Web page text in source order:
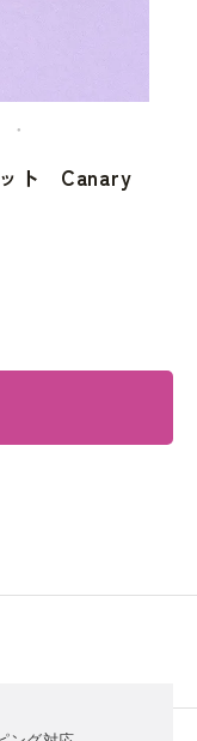
ト Canary